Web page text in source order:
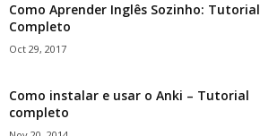
Como Aprender Inglês Sozinho: Tutorial
Completo
Oct 29, 2017
Como instalar e usar o Anki – Tutorial
completo